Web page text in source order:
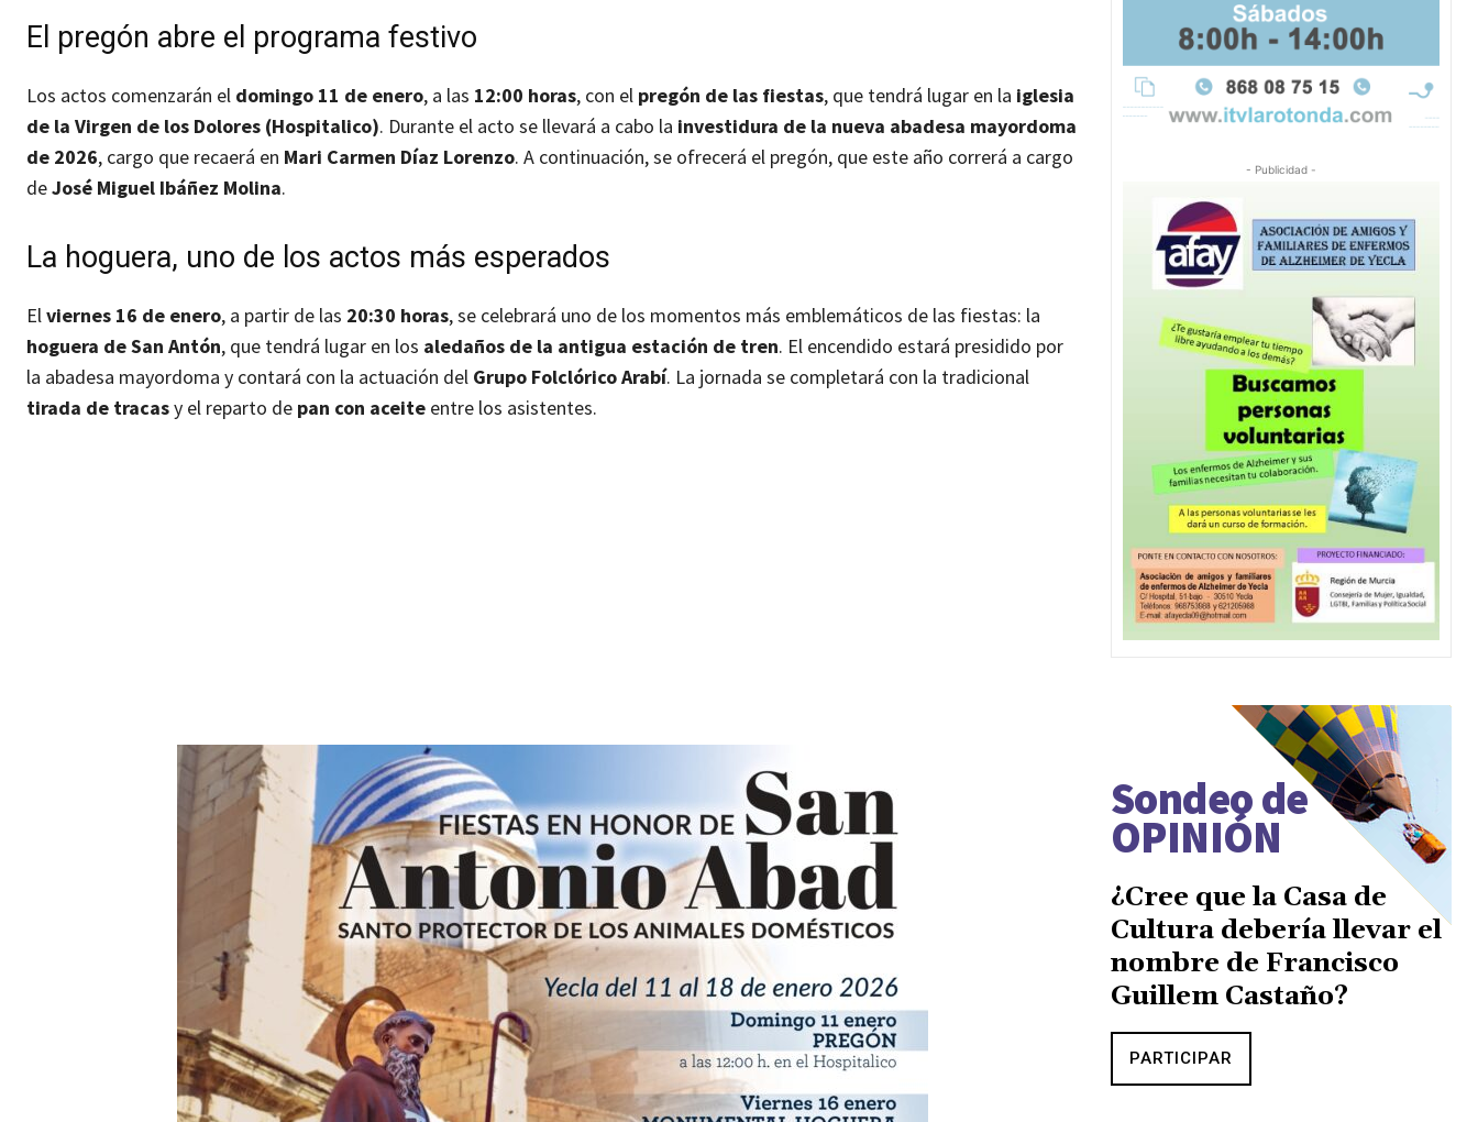
El pregón abre el programa festivo
Los actos comenzarán el domingo 11 de enero, a las 12:00 horas, con el pregón de las fiestas, que tendrá lugar en la iglesia
de la Virgen de los Dolores (Hospitalico). Durante el acto se llevará a cabo la investidura de la nueva abadesa mayordoma
de 2026, cargo que recaerá en Mari Carmen Díaz Lorenzo. A continuación, se ofrecerá el pregón, que este año correrá a cargo
deJosé Miguel Ibáñez Molina.
La hoguera, uno de los actos más esperados
Elviernes 16 de enero, a partir de las 20:30 horas, se celebrará uno de los momentos más emblemáticos de las fiestas: la
hoguera de San Antón, que tendrá lugar en los aledaños de la antigua estación de tren. El encendido estará presidido por
la abadesa mayordoma y contará con la actuación del Grupo Folclórico Arabí. La jornada se completará con la tradicional
tirada de tracasy el reparto de pan con aceite entre los asistentes.
- Publicidad -
Sondeo de
OPINIÓN
¿Cree que la Casa de
Cultura debería llevar el
nombre de Francisco
Guillem Castaño?
PARTICIPAR